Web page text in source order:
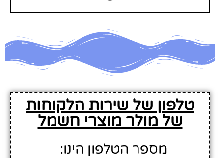
טלפון של שירות הלקוחות
של מולר מוצרי חשמל
מספר הטלפון הינו: